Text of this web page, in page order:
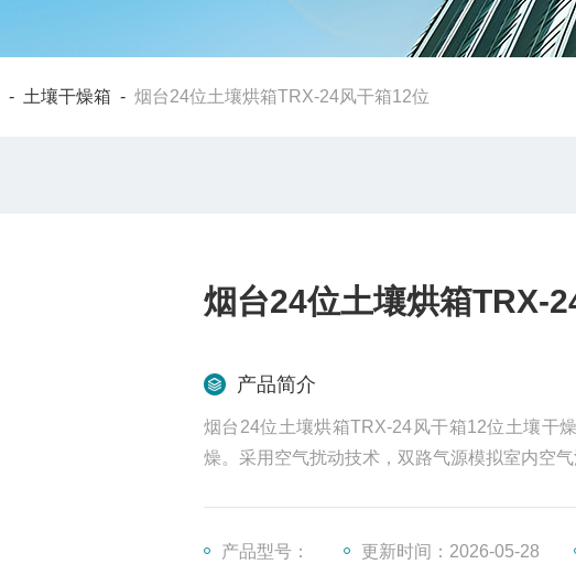
- 土壤干燥箱 - 烟台24位土壤烘箱TRX-24风干箱12位
烟台24位土壤烘箱TRX-
产品简介
烟台24位土壤烘箱TRX-24风干箱12位土壤干
燥。采用空气扰动技术，双路气源模拟室内空
产品型号： 更新时间：2026-05-28